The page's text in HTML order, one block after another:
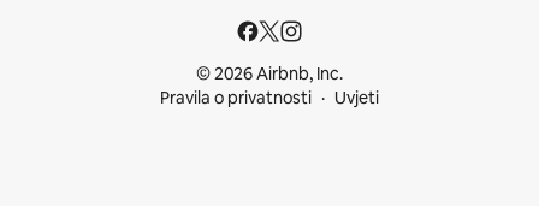
© 2026 Airbnb, Inc.
Pravila o privatnosti
Uvjeti